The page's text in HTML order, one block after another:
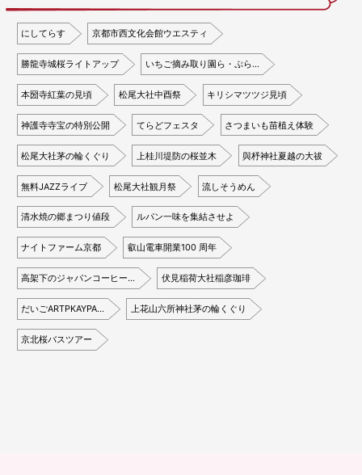
にしてらす 京都市西文化会館ウエスティ
勝龍寺城桜ライトアップ いちご摘み取り園ら・ぷら…
本圀寺紅葉の見頃 松尾大社中酉祭 キリシマツツジ見頃
神護寺寺宝の特別公開 てらどフェスタ さつまいも苗植え体験
松尾大社茅の輪くぐり 上桂川堤防の桜並木 與杼神社夏越の大祓
無料JAZZライブ 松尾大社観月祭 流しそうめん
清水焼の郷まつり値段 ルパン一味を集結させよ
ナイトファーム京都 叡山電車開業100 周年
高架下のジャパンコーヒー… 伏見稲荷大社稲彦珈琲
だいごARTPKAYPA… 上花山六所神社茅の輪くぐり
京北桜バスツアー